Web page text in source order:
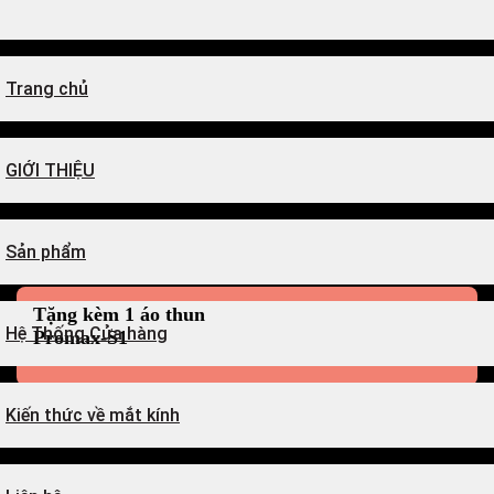
Tặng kèm 1 áo thun
Promax-S1
Trang chủ
GIỚI THIỆU
Sản phẩm
Hệ Thống Cửa hàng
Kiến thức về mắt kính